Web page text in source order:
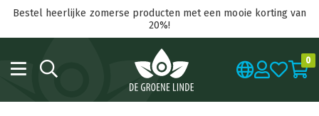
Bestel heerlijke zomerse producten met een mooie korting van
20%!
0